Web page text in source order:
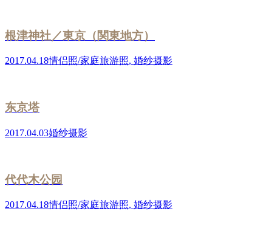
根津神社／東京（関東地方）
2017.04.18情侣照/家庭旅游照, 婚纱摄影
东京塔
2017.04.03婚纱摄影
代代木公园
2017.04.18情侣照/家庭旅游照, 婚纱摄影